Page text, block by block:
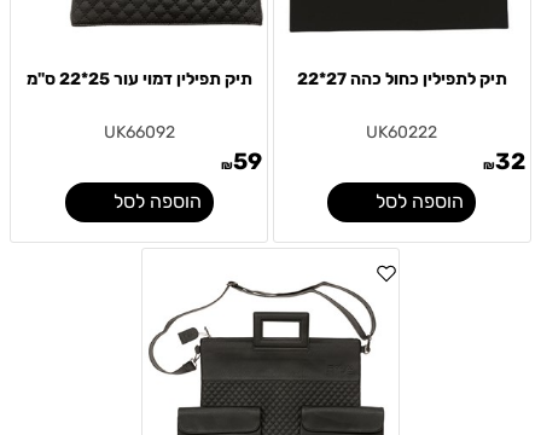
תיק לתפילין כחול כהה 27*22
UK60222
₪32
הוספה לסל
תיק תפילין דמוי עור 25*22 ס"מ
UK66092
₪59
הוספה לסל